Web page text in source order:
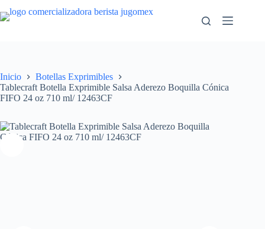
al
Inicio
Botellas Exprimibles
Tablecraft Botella Exprimible Salsa Aderezo Boquilla Cónica
FIFO 24 oz 710 ml/ 12463CF